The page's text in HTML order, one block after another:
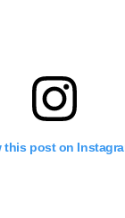
this post on